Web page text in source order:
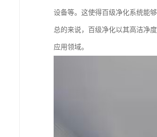
设备等。这使得百级净化系统能够
总的来说，百级净化以其高洁净
应用领域。